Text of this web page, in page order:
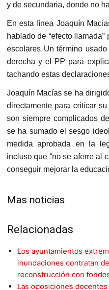
y de secundaria, donde no
En esta línea Joaquín
hablado de “efecto
escolares Un término
derecha y el PP para
tachando estas
Joaquín Macías se ha
directamente para criticar
son siempre complicados
se ha sumado el sesgo
medida aprobada en la
incluso que “no se aferre al
conseguir mejorar la
Mas noticias
Relacionadas
Los ayuntamientos
inundaciones contratan
reconstrucción con
Las oposiciones